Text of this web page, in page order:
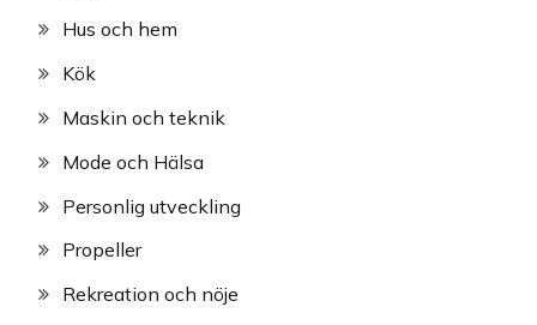
Hus och hem
Kök
Maskin och teknik
Mode och Hälsa
Personlig utveckling
Propeller
Rekreation och nöje